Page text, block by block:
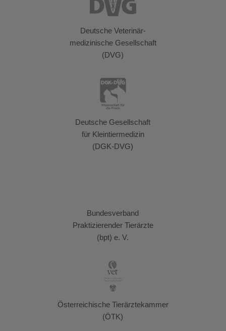
Deutsche Veterinär-
medizinische Gesellschaft
(DVG)
Deutsche Gesellschaft
für Kleintiermedizin
(DGK-DVG)
Bundesverband
Praktizierender Tierärzte
(bpt) e. V.
Österreichische Tierärztekammer
(ÖTK)